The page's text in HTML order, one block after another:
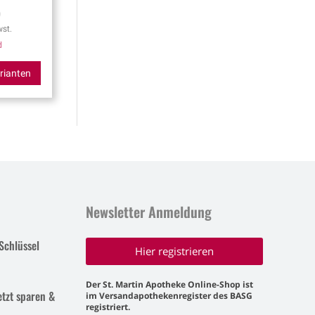
sparen &
Newsletter Anmeldung
Hier registrieren
Der St. Martin Apotheke Online-Shop ist
im Versandapothekenregister des BASG
registriert.